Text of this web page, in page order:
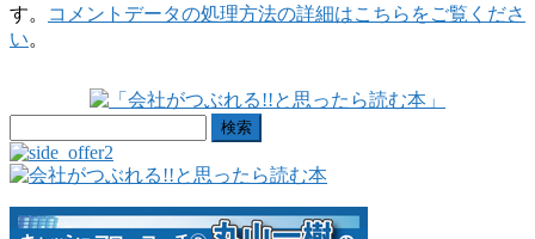
す。
コメントデータの処理方法の詳細はこちらをご覧くださ
い。
索: